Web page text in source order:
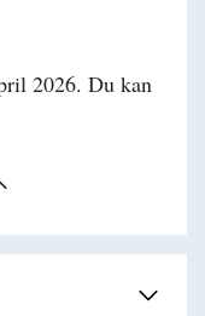
2026. Du kan